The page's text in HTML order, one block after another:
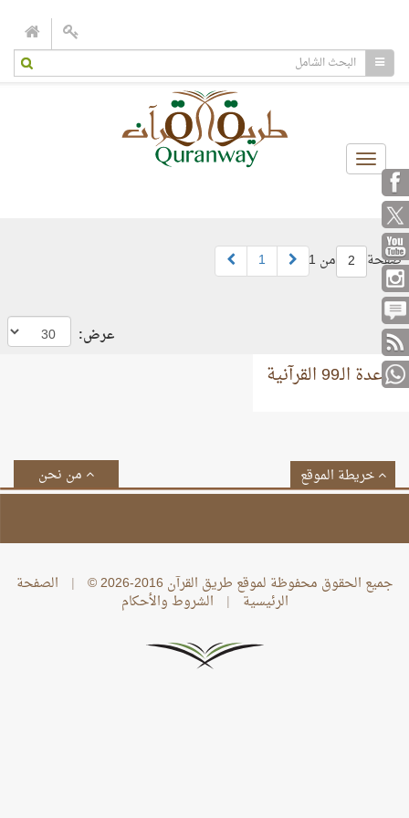
Toggle
navigation
صفحة 2 من 1 1
عرض:
قاعدة الـ99 القرآنية
من نحن خريطة الموقع
جميع الحقوق محفوظة لموقع طريق القرآن 2016-2026 © | الصفحة
الرئيسية | الشروط والأحكام